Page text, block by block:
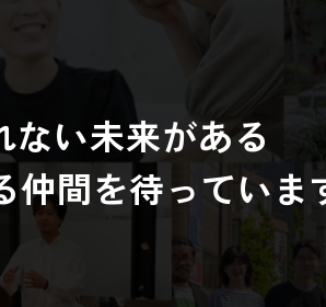
い未来がある
仲間を待っていま